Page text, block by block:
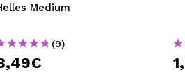
Medium
(9)